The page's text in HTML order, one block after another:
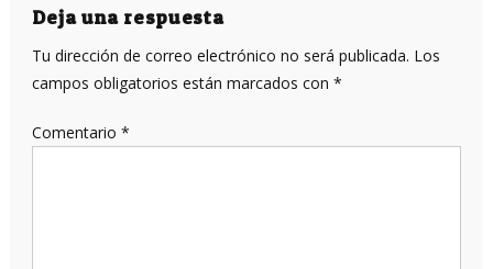
entradas
Deja una respuesta
Tu dirección de correo electrónico no será publicada. Los
campos obligatorios están marcados con *
Comentario *